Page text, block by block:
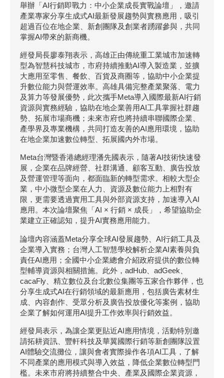
舉辦「AI行銷即戰力：中小企業成長實戰論壇」，邀請
產業專家分享生成式AI最新發展趨勢與實務應用，吸引
超過百位在地企業、新創團隊及創業者踴躍參與，共同
掌握AI帶來的新商機。
經發局長廖泰翔表示，高雄正由傳統重工業城市加速轉
型為智慧科技城市，市府持續推動AI導入製造業，並擴
大應用至零售、餐飲、百貨及商圈等，協助中小企業提
升數位能力與營運效率。高雄具備完整產業聚落、電力
及算力等發展優勢，此次攜手Meta導入國際最新AI行銷
資源與實務經驗，協助在地企業善用AI工具掌握社群趨
勢、拓展市場商機；未來市府也將持續串聯國際企業、
產學界及專業機構，共同打造友善的AI應用環境，協助
在地企業加速數位轉型、拓展國內外市場。
Meta台灣暨香港總經理潘先國表示，隨著AI技術快速發
展，企業在品牌經營、社群溝通、顧客互動、廣告投放
及營運管理等面向，都面臨新的轉型需求。相較大型企
業，中小微型企業在人力、資源及數位能力上相對有
限，更需要透過實用工具與外部資源支持，加速導入AI
應用。本次論壇聚焦「AI × 行銷 × 成長」，希望協助企
業建立正確認知，提升AI實務應用能力。
論壇內容涵蓋Meta分享全球AI發展趨勢、AI行銷工具及
企業導入實務；台灣人工智慧學校解析企業AI素養與負
責任AI應用；全國中小企業總會介紹政府提供的數位轉
型輔導資源與相關措施。此外，adHub、adGeek、
cacaFly、精立數位及台北數位集團等五家合作夥伴，也
分享生成式AI在行銷領域的最新應用，包括廣告素材生
成、內容創作、受眾分析及廣告投放優化等案例，協助
企業了解如何運用AI提升工作效率與行銷效益。
經發局表示，為讓企業更貼近AI應用情境，活動特別邀
請拓耕資訊、豐軒科技及華翼國際行銷等新創團隊設置
AI體驗交流攤位，讓與會者實際操作各項AI工具，了解
不同產業的應用模式與導入效益，降低企業數位轉型門
檻。未來市府將持續整合中央、產業及國際企業資源，